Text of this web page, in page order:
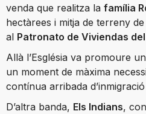
venda que realitza la família
hectàrees i mitja de terreny
al Patronato de Viviendas
Allà l’Església va promoure
un moment de màxima
contínua arribada
D’altra banda, Els Indians,